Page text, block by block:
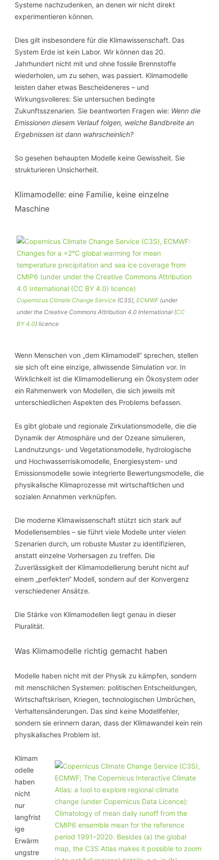
Systeme nachzudenken, an denen wir nicht direkt
experimentieren können.
Dies gilt insbesondere für die Klimawissenschaft. Das
System Erde ist kein Labor. Wir können das 20.
Jahrhundert nicht mit und ohne fossile Brennstoffe
wiederholen, um zu sehen, was passiert. Klimamodelle
leisten daher etwas Bescheideneres – und
Wirkungsvolleres: Sie untersuchen bedingte
Zukunftsszenarien. Sie beantworten Fragen wie: Wenn die
Emissionen diesem Verlauf folgen, welche Bandbreite an
Ergebnissen ist dann wahrscheinlich?
So gesehen behaupten Modelle keine Gewissheit. Sie
strukturieren Unsicherheit.
Klimamodelle: eine Familie, keine einzelne
Maschine
Copernicus Climate Change Service (C3S), ECMWF (under
under the Creative Commons Attribution 4.0 International (CC
BY 4.0) licence
Wenn Menschen von „dem Klimamodell” sprechen, stellen
sie sich oft eine einzige, allwissende Simulation vor. In
Wirklichkeit ist die Klimamodellierung ein Ökosystem oder
ein Rahmenwerk von Modellen, die sich jeweils mit
unterschiedlichen Aspekten des Problems befassen.
Es gibt globale und regionale Zirkulationsmodelle, die die
Dynamik der Atmosphäre und der Ozeane simulieren,
Landnutzungs- und Vegetationsmodelle, hydrologische
und Hochwasserrisikomodelle, Energiesystem- und
Emissionsmodelle sowie integrierte Bewertungsmodelle, die
physikalische Klimaprozesse mit wirtschaftlichen und
sozialen Annahmen verknüpfen.
Die moderne Klimawissenschaft stützt sich stark auf
Modellensembles – sie führt viele Modelle unter vielen
Szenarien durch, um robuste Muster zu identifizieren,
anstatt einzelne Vorhersagen zu treffen. Die
Zuverlässigkeit der Klimamodellierung beruht nicht auf
einem „perfekten“ Modell, sondern auf der Konvergenz
verschiedener Ansätze.
Die Stärke von Klimamodellen liegt genau in dieser
Pluralität.
Was Klimamodelle richtig gemacht haben
Modelle haben nicht mit der Physik zu kämpfen, sondern
mit menschlichen Systemen: politischen Entscheidungen,
Wirtschaftskrisen, Kriegen, technologischen Umbrüchen,
Verhaltensänderungen. Das sind keine Modellfehler,
sondern sie erinnern daran, dass der Klimawandel kein rein
physikalisches Problem ist.
Klimam
odelle
haben
nicht
nur
langfrist
ige
Erwärm
ungstre